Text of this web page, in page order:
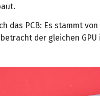
das PCB: Es stammt von
der gleichen